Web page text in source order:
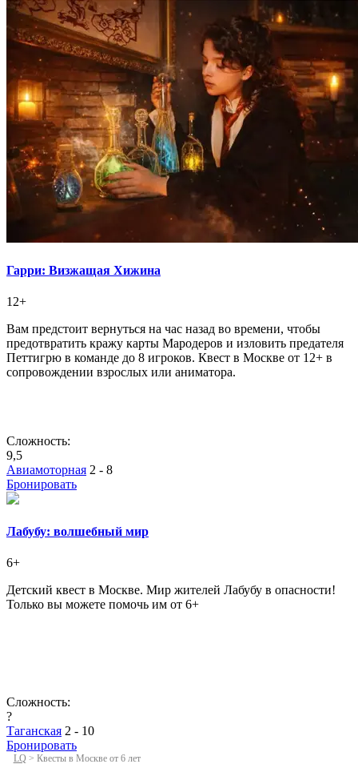
Гарри: Визжащая Хижина
12+
Вам предстоит вернуться на час назад во времени, чтобы
предотвратить кражу карты Мародеров и изловить предателя
Петтигрю в команде до 8 игроков. Квест в Москве от 12+ в
сопровождении взрослых или аниматора.
Сложность:
9,5
Авиамоторная 2 - 8
Бронировать
Лабубу: волшебный мир
6+
Детский квест в Москве. Мир жителей Лабубу в опасности!
Только вы можете помочь им от 6+
Сложность:
?
Таганская 2 - 10
Бронировать
LQ > Квесты в Москве от 6 лет